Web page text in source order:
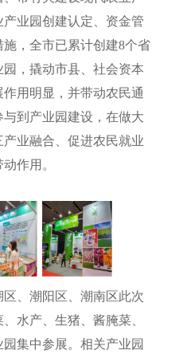
业园创建认定、资金管
，全市已累计创建8个省
，撬动市县、社会资本
用明显，并带动农民通
到产业园建设，在做大
业融合、促进农民就业
作用。
、潮阳区、潮南区此次
水产、生猪、酱腌菜、
集中参展。相关产业园